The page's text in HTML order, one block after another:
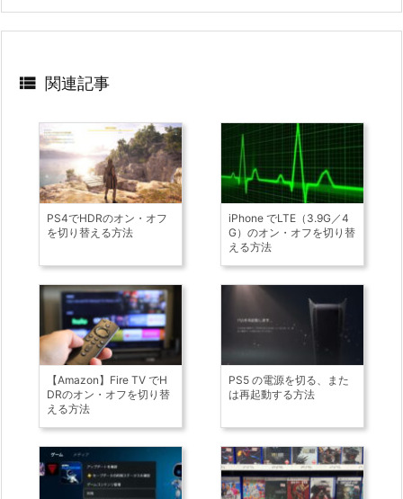
 関連記事
PS4でHDRのオン・オフ
を切り替える方法
iPhone でLTE（3.9G／4
G）のオン・オフを切り替
える方法
【Amazon】Fire TV でH
DRのオン・オフを切り替
える方法
PS5 の電源を切る、また
は再起動する方法